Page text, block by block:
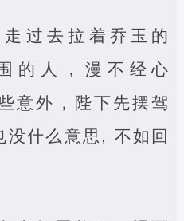
过去拉着乔玉的
的人，漫不经心
意外，陛下先摆驾
没什么意思, 不如回